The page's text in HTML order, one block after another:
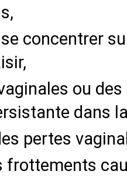
concentrer
ou
dans
pertes
frottements